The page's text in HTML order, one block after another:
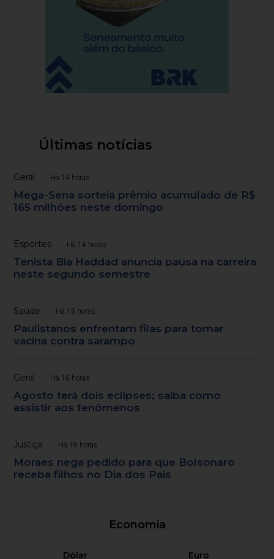
Últimas notícias
Geral Há 14 horas
Mega-Sena sorteia prêmio acumulado de R$
165 milhões neste domingo
Esportes Há 14 horas
Tenista Bia Haddad anuncia pausa na carreira
neste segundo semestre
Saúde Há 15 horas
Paulistanos enfrentam filas para tomar
vacina contra sarampo
Geral Há 16 horas
Agosto terá dois eclipses; saiba como
assistir aos fenômenos
Justiça Há 18 horas
Moraes nega pedido para que Bolsonaro
receba filhos no Dia dos Pais
Economia
Dólar
Euro